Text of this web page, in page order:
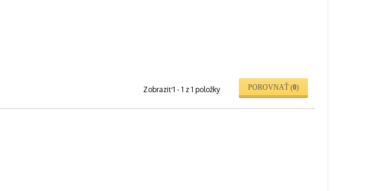
Zobraziť 1 - 1 z 1 položky POROVNAŤ (0)